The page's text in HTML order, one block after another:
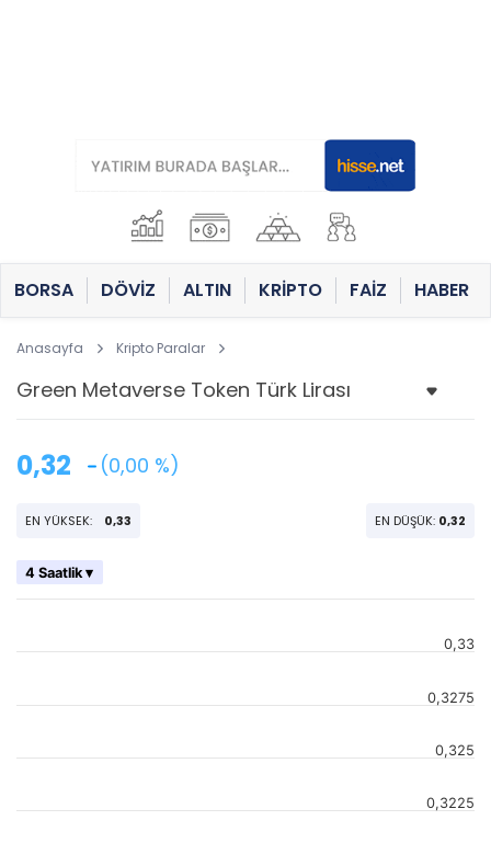
BORSA DÖVİZ ALTIN KRİPTO FAİZ HABER
Anasayfa Kripto Paralar
0,32 (0,00 %)
EN YÜKSEK: 0,33 EN DÜŞÜK: 0,32
4 Saatlik ▾
0,3225
0,325
0,3275
0,33